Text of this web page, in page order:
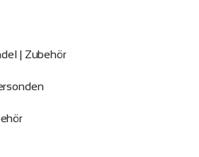
| Zubehör